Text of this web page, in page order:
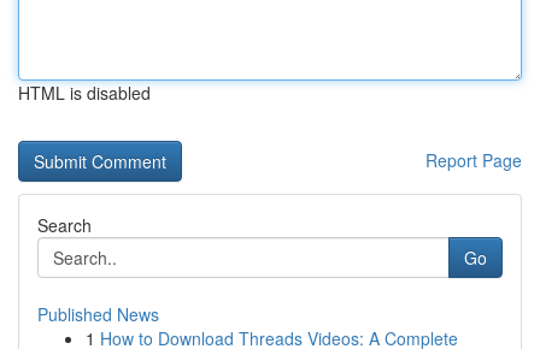
HTML is disabled
Report Page
Search
Go
Published News
1 How to Download Threads Videos: A Complete